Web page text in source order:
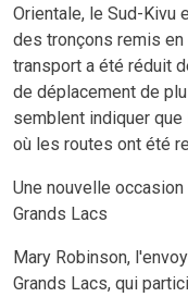
Orientale, le Sud-Kivu
des tronçons remis
transport a été réduit
de déplacement de
semblent indiquer
où les routes ont été
Une nouvelle
Grands Lacs
Mary Robinson,
Grands Lacs, qui